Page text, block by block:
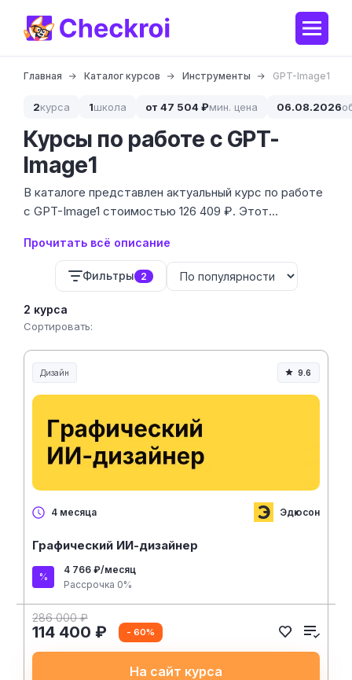
Главная Каталог курсов Инструменты GPT-Image1
2курса 1школа от 47 504 ₽мин. цена 06.08.2026
Курсы по работе с GPT-
Image1
В каталоге представлен актуальный курс по работе
с GPT-Image1 стоимостью 126 409 ₽. Этот
создавать визуальный контент с помощью
нейросетей без навыков классического рисования.
Прочитать всё описание
Фильтры 2
2 курса
Сортировать:
Дизайн 9.6
4 месяца Эдюсон
Графический ИИ-дизайнер
4 766 ₽/месяц
Рассрочка 0%
286 000 ₽
114 400 ₽ - 60%
На сайт курса